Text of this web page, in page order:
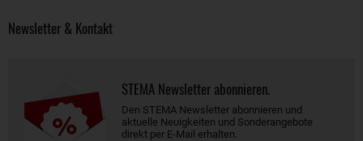
Newsletter & Kontakt
STEMA Newsletter abonnieren.
Den STEMA Newsletter abonnieren und
aktuelle Neuigkeiten und Sonderangebote
direkt per E-Mail erhalten.